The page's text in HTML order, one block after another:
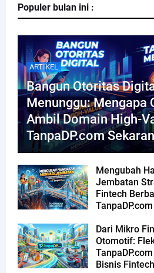
Populer bulan ini :
ARTIKEL
Bangun Otoritas
Menunggu: Mengapa
Ambil Domain High-
TanpaDP.com
Mengubah
Jembatan
Fintech
TanpaDP.com
Dari Mikro
Otomotif:
Bisnis Fintech